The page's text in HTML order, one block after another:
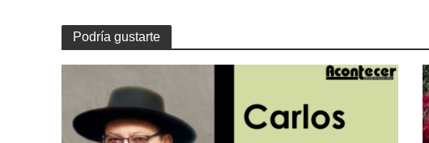
Podría gustarte